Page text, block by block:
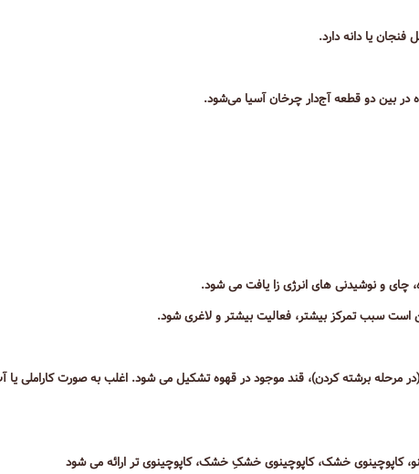
یا دانه دارد.
بین دو قطعه آج‌دار چرخان آسیا می‌شود.
چای و نوشیدنی های انرژی زا یافت می شود.
است سبب تمرکز بیشتر، فعالیت بیشتر و لاغری شود.
مرحله برشته کردن)، قند موجود در قهوه تشکیل می شود. اغلب به صورت کاراملی یا
کاپوچینوی خشک، کاپوچینوی خشکِ خشک، کاپوچینوی تر ارائه می شود